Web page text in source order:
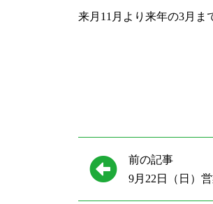
来月11月より来年の3月ま
前の記事
9月22日（日）